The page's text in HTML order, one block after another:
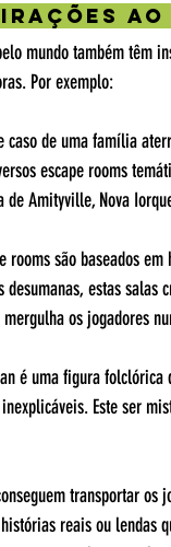
ao
mundo também têm
Por exemplo:
caso de uma família
escape rooms
de Amityville, Nova
rooms são baseados
desumanas, estas
os jogadores
é uma figura folclórica
Este ser
transportar
reais ou lendas